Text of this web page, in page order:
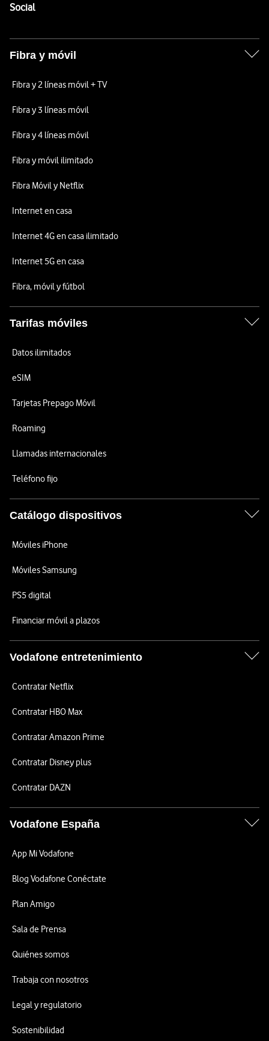
SocialEnlaces a las redes sociales de Vodafone
Fibra y móvil
Fibra y 2 líneas móvil + TV
Fibra y 3 líneas móvil
Fibra y 4 líneas móvil
Fibra y móvil ilimitado
Fibra Móvil y Netflix
Internet en casa
Internet 4G en casa ilimitado
Internet 5G en casa
Fibra, móvil y fútbol
Tarifas móviles
Datos ilimitados
eSIM
Tarjetas Prepago Móvil
Roaming
Llamadas internacionales
Teléfono fijo
Catálogo dispositivos
Móviles iPhone
Móviles Samsung
PS5 digital
Financiar móvil a plazos
Vodafone entretenimiento
Contratar Netflix
Contratar HBO Max
Contratar Amazon Prime
Contratar Disney plus
Contratar DAZN
Vodafone España
App Mi Vodafone
Blog Vodafone Conéctate
Plan Amigo
Sala de Prensa
Quiénes somos
Trabaja con nosotros
Legal y regulatorio
Sostenibilidad